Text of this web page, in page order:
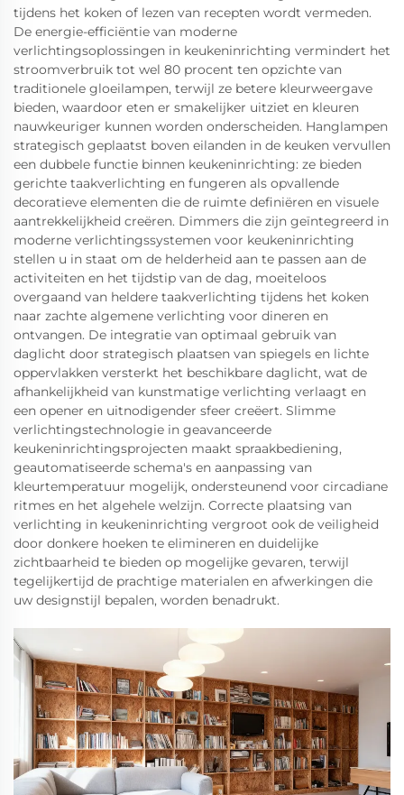
tijdens het koken of lezen van recepten wordt vermeden.
De energie-efficiëntie van moderne
verlichtingsoplossingen in keukeninrichting vermindert het
stroomverbruik tot wel 80 procent ten opzichte van
traditionele gloeilampen, terwijl ze betere kleurweergave
bieden, waardoor eten er smakelijker uitziet en kleuren
nauwkeuriger kunnen worden onderscheiden. Hanglampen
strategisch geplaatst boven eilanden in de keuken vervullen
een dubbele functie binnen keukeninrichting: ze bieden
gerichte taakverlichting en fungeren als opvallende
decoratieve elementen die de ruimte definiëren en visuele
aantrekkelijkheid creëren. Dimmers die zijn geïntegreerd in
moderne verlichtingssystemen voor keukeninrichting
stellen u in staat om de helderheid aan te passen aan de
activiteiten en het tijdstip van de dag, moeiteloos
overgaand van heldere taakverlichting tijdens het koken
naar zachte algemene verlichting voor dineren en
ontvangen. De integratie van optimaal gebruik van
daglicht door strategisch plaatsen van spiegels en lichte
oppervlakken versterkt het beschikbare daglicht, wat de
afhankelijkheid van kunstmatige verlichting verlaagt en
een opener en uitnodigender sfeer creëert. Slimme
verlichtingstechnologie in geavanceerde
keukeninrichtingsprojecten maakt spraakbediening,
geautomatiseerde schema's en aanpassing van
kleurtemperatuur mogelijk, ondersteunend voor circadiane
ritmes en het algehele welzijn. Correcte plaatsing van
verlichting in keukeninrichting vergroot ook de veiligheid
door donkere hoeken te elimineren en duidelijke
zichtbaarheid te bieden op mogelijke gevaren, terwijl
tegelijkertijd de prachtige materialen en afwerkingen die
uw designstijl bepalen, worden benadrukt.